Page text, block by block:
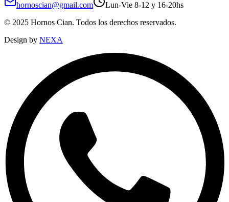
hornoscian@gmail.com
Lun-Vie 8-12 y 16-20hs
© 2025 Hornos Cian. Todos los derechos reservados.
Design by NEXA